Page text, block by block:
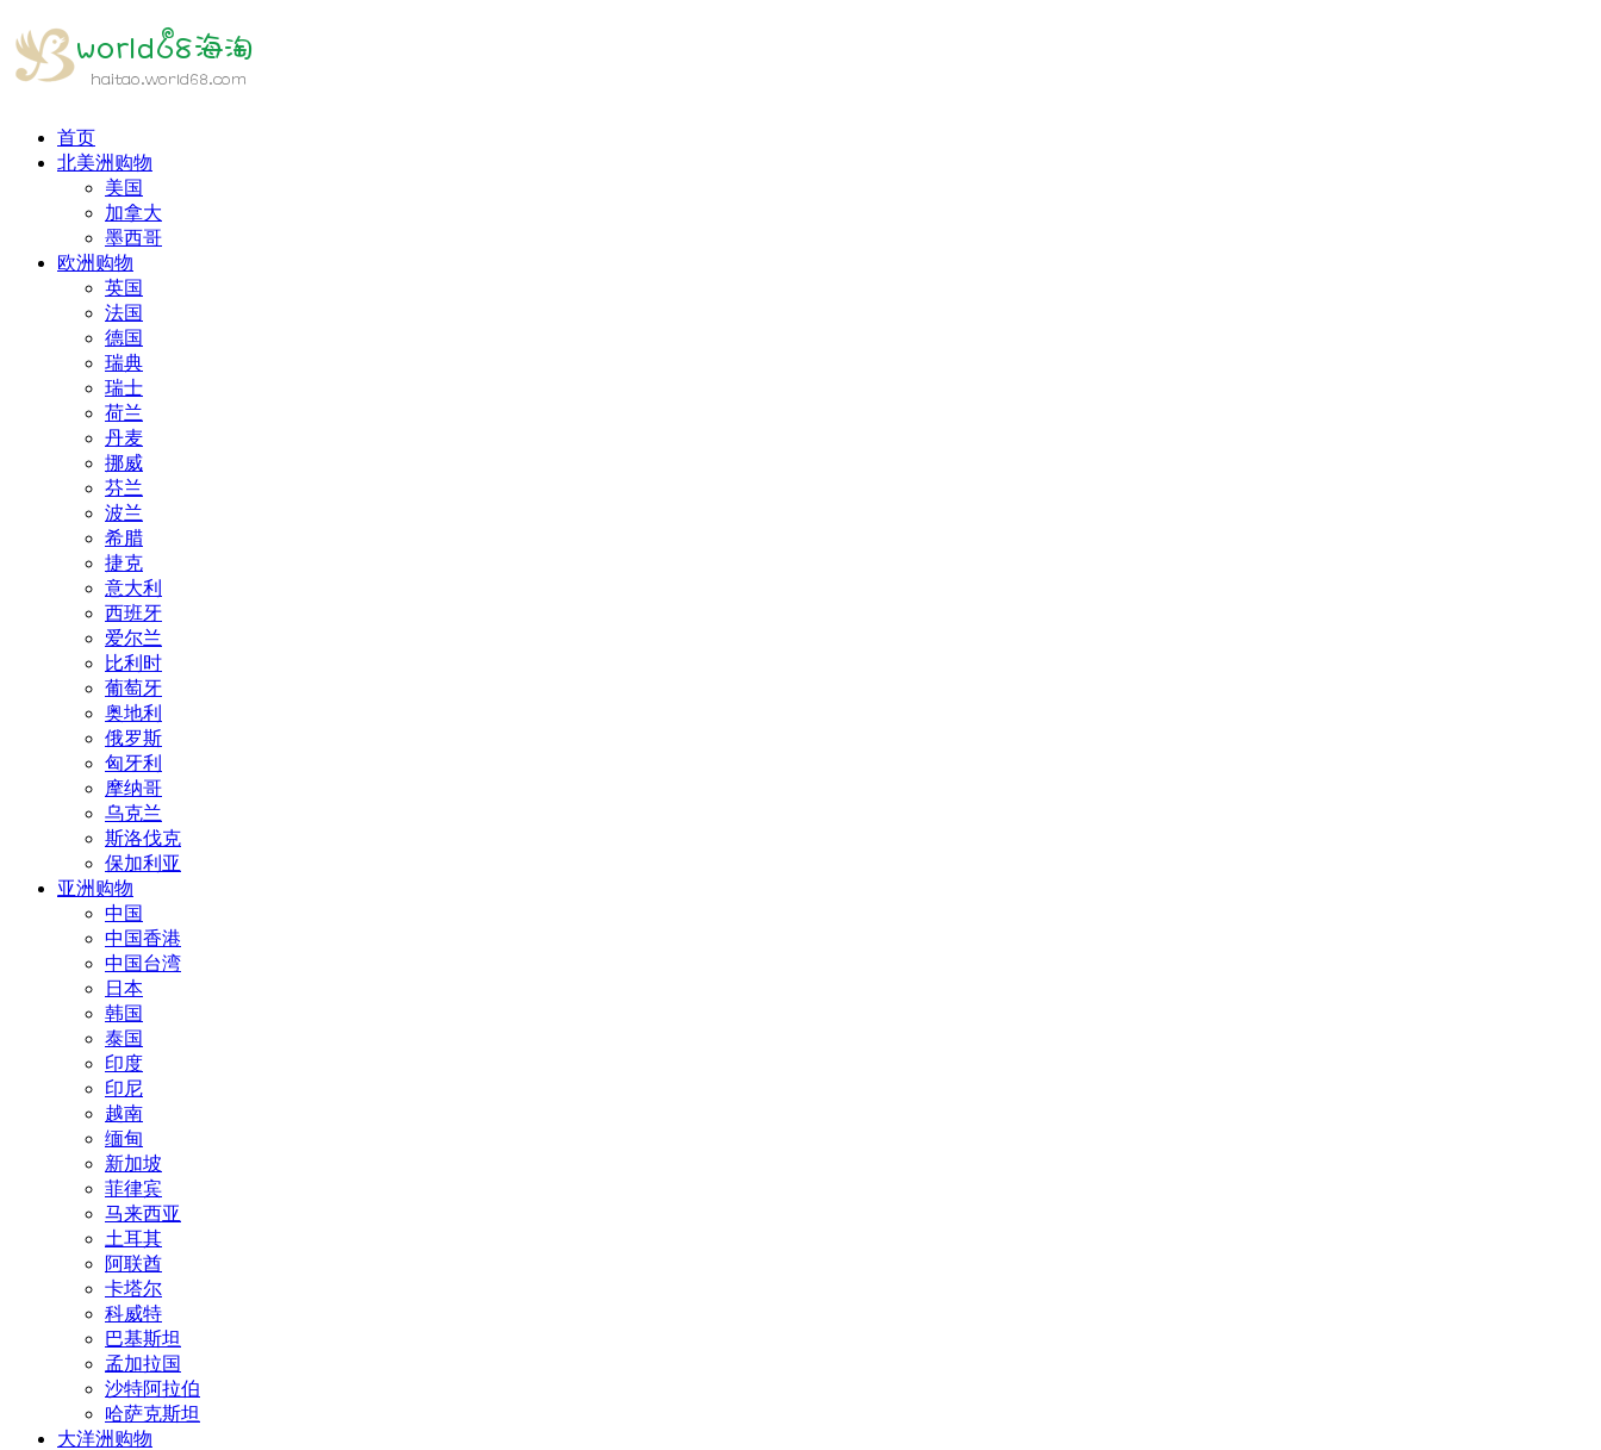
首页
北美洲购物
美国
加拿大
墨西哥
欧洲购物
英国
法国
德国
瑞典
瑞士
荷兰
丹麦
挪威
芬兰
波兰
希腊
捷克
意大利
西班牙
爱尔兰
比利时
葡萄牙
奥地利
俄罗斯
匈牙利
摩纳哥
乌克兰
斯洛伐克
保加利亚
亚洲购物
中国
中国香港
中国台湾
日本
韩国
泰国
印度
印尼
越南
缅甸
新加坡
菲律宾
马来西亚
土耳其
阿联酋
卡塔尔
科威特
巴基斯坦
孟加拉国
沙特阿拉伯
哈萨克斯坦
大洋洲购物